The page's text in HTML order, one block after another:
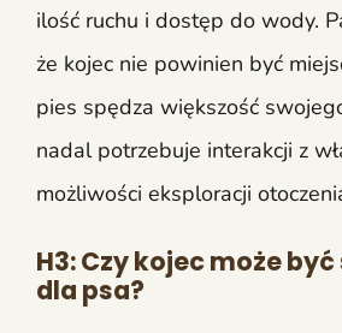
ilość ruchu i dostęp do wody.
że kojec nie powinien być
pies spędza większość
nadal potrzebuje interakcji z
możliwości eksploracji
H3: Czy kojec może
dla psa?